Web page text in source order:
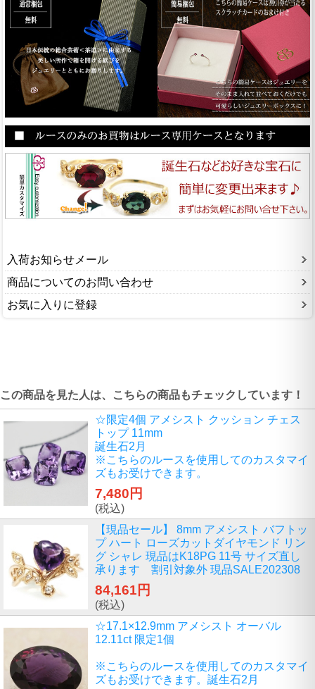
入荷お知らせメール
商品についてのお問い合わせ
お気に入りに登録
この商品を見た人は、こちらの商品もチェックしています！
☆限定4個 アメシスト クッション チェス
トップ 11mm
誕生石2月
※こちらのルースを使用してのカスタマイ
ズもお受けできます。
7,480円
(税込)
【現品セール】 8mm アメシスト バフトッ
プ ハート ローズカットダイヤモンド リン
グ シャレ 現品はK18PG 11号 サイズ直し
承ります 割引対象外 現品SALE202308
84,161円
(税込)
☆17.1×12.9mm アメシスト オーバル
12.11ct 限定1個
※こちらのルースを使用してのカスタマイ
ズもお受けできます。誕生石2月